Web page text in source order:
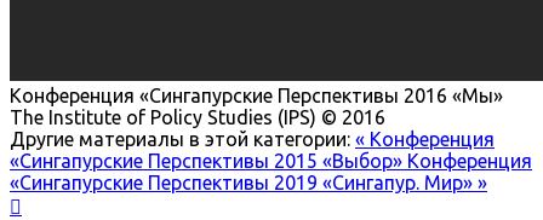
Конференция «Сингапурские Перспективы 2016 «Мы»
The Institute of Policy Studies (IPS) © 2016
Другие материалы в этой категории: « Конференция
«Сингапурские Перспективы 2015 «Выбор» Конференция
«Сингапурские Перспективы 2019 «Сингапур. Мир» »
